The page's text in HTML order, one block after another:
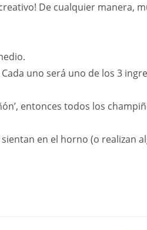
De cualquier manera,
uno será uno de los 3
entonces todos los
en el horno (o realizan